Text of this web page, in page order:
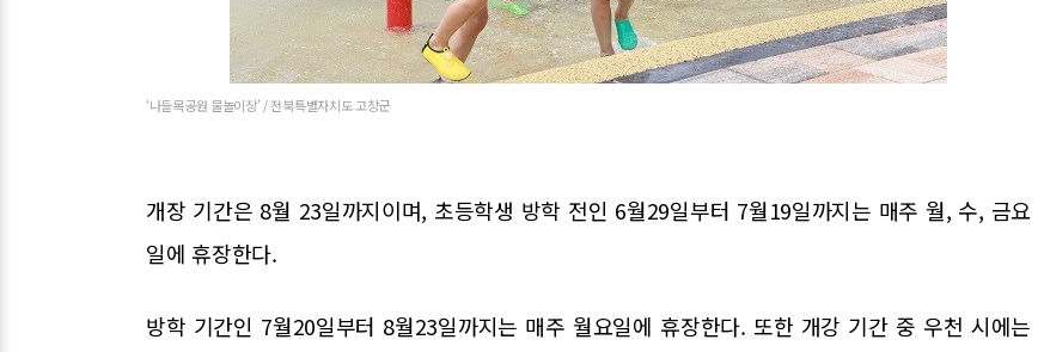
‘나들목공원 물놀이장’ / 전북특별자치도 고창군
개장 기간은 8월 23일까지이며, 초등학생 방학 전인 6월29일부터 7월19일까지는 매주 월, 수, 금요
일에 휴장한다.
방학 기간인 7월20일부터 8월23일까지는 매주 월요일에 휴장한다. 또한 개강 기간 중 우천 시에는